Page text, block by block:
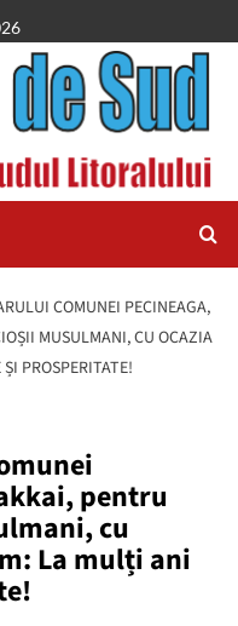
COMUNEI PECINEAGA,
MUSULMANI, CU OCAZIA
PROSPERITATE!
pentru
cu
La mulți ani